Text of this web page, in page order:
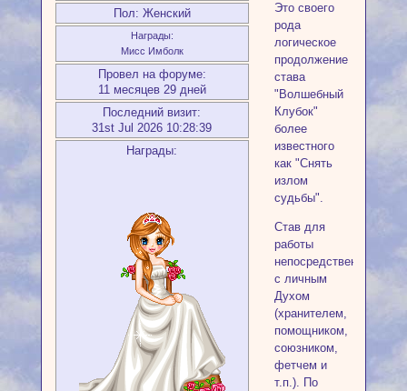
Пол: Женский
Награды:
Мисс Имболк
Провел на форуме:
11 месяцев 29 дней
Последний визит:
31st Jul 2026 10:28:39
Награды:
Это своего
рода
логическое
продолжение
става
"Волшебный
Клубок"
более
известного
как "Снять
излом
судьбы".
Став для
работы
непосредственно
с личным
Духом
(хранителем,
помощником,
союзником,
фетчем и
т.п.). По